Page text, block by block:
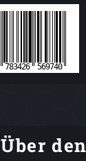
Über